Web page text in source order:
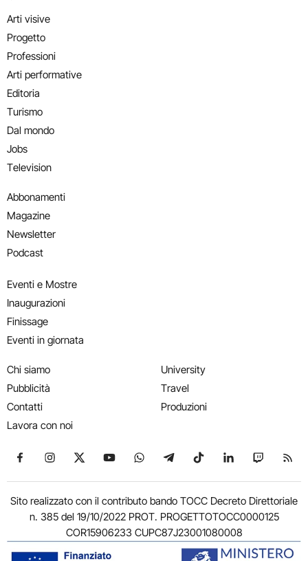
Arti visive
Progetto
Professioni
Arti performative
Editoria
Turismo
Dal mondo
Jobs
Television
Abbonamenti
Magazine
Newsletter
Podcast
Eventi e Mostre
Inaugurazioni
Finissage
Eventi in giornata
Chi siamo
Pubblicità
Contatti
Lavora con noi
University
Travel
Produzioni
Seguici su Facebook
Seguici su Instagram
Seguici su X
Seguici su YouTube
Seguici su WhatsApp
Seguici su Telegram
Seguici su TikTok
Seguici su
Seguici
Sito realizzato con il contributo bando TOCC Decreto Direttoriale
n. 385 del 19/10/2022 PROT. PROGETTOTOCC0000125
COR15906233 CUPC87J23001080008